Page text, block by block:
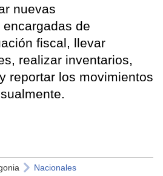
nuevas
de
fiscal, llevar
realizar inventarios,
reportar los movimientos
Nacionales